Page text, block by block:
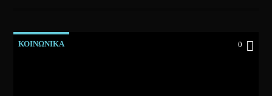
ΚΟΙΝΩΝΙΚΑ 0